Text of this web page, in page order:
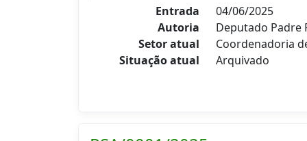
Entrada
04/06/2025
Autoria
Deputado Padre
Setor atual
Coordenadoria
Situação atual
Arquivado